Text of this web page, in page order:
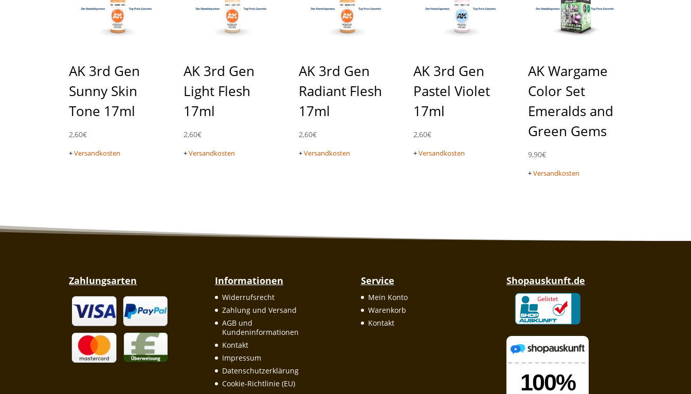
AK 3rd Gen
Sunny Skin
Tone 17ml
2,60€
+Versandkosten
AK 3rd Gen
Light Flesh
17ml
2,60€
+Versandkosten
AK 3rd Gen
Radiant Flesh
17ml
2,60€
+Versandkosten
AK 3rd Gen
Pastel Violet
17ml
2,60€
+Versandkosten
AK Wargame
Color Set
Emeralds and
Green Gems
9,90€
+Versandkosten
Zahlungsarten Informationen
Widerrufsrecht
Zahlung und Versand
AGB und
Kundeninformationen
Kontakt
Impressum
Datenschutzerklärung
Cookie-Richtlinie (EU)
Service
Mein Konto
Warenkorb
Kontakt
Shopauskunft.de